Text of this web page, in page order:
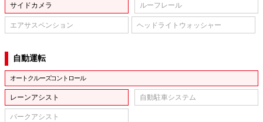
サイドカメラ ルーフレール
エアサスペンション ヘッドライトウォッシャー
自動運転
オートクルーズコントロール
レーンアシスト 自動駐車システム
パークアシスト